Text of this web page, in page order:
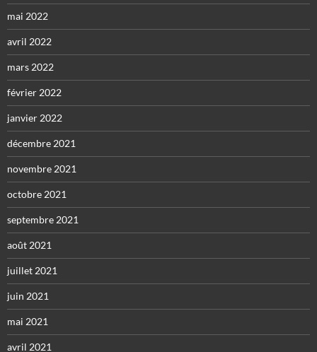
mai 2022
avril 2022
mars 2022
février 2022
janvier 2022
décembre 2021
novembre 2021
octobre 2021
septembre 2021
août 2021
juillet 2021
juin 2021
mai 2021
avril 2021